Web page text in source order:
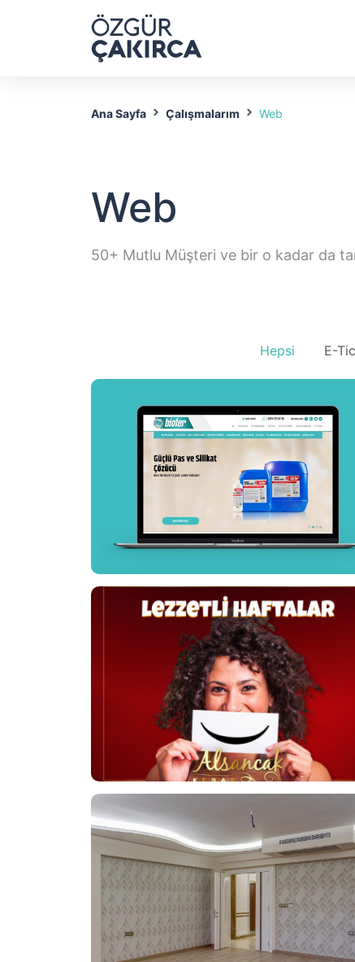
Ana Sayfa Çalışmalarım Web
Web
50+ Mutlu Müşteri ve bir o kadar da
Hepsi E-